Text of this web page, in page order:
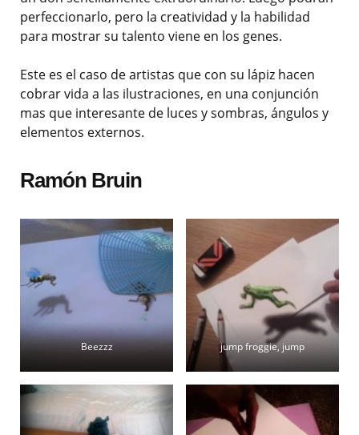
perfeccionarlo, pero la creatividad y la habilidad
para mostrar su talento viene en los genes.
Este es el caso deartistas que con su lápiz hacen
cobrar vida a las ilustraciones, en una conjunción
mas que interesante de luces y sombras, ángulos y
elementos externos.
Ramón Bruin
Beezzz jump froggie, jump